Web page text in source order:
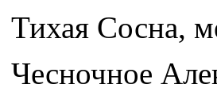
Тихая Сосна,
Чесночное